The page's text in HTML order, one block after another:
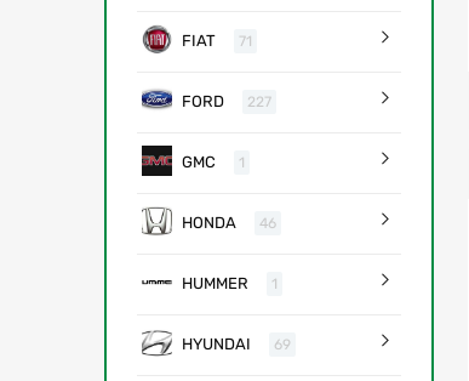
FIAT 71
FORD 227
GMC 1
HONDA 46
HUMMER 1
HYUNDAI 69